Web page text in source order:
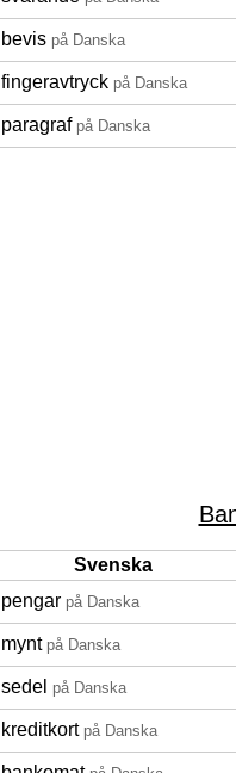
bevis på Danska
fingeravtryck på Danska
paragraf på Danska
Svenska
pengar på Danska
mynt på Danska
sedel på Danska
kreditkort på Danska